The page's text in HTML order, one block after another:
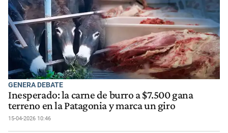
GENERA DEBATE
Inesperado: la carne de burro a $7.500 gana
terreno en la Patagonia y marca un giro
15-04-2026 10:46